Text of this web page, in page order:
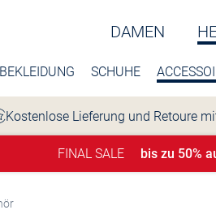
DAMEN
BEKLEIDUNG SCHUHE
Kostenlose Lieferung und Retoure
FINAL SALE bis zu 50%